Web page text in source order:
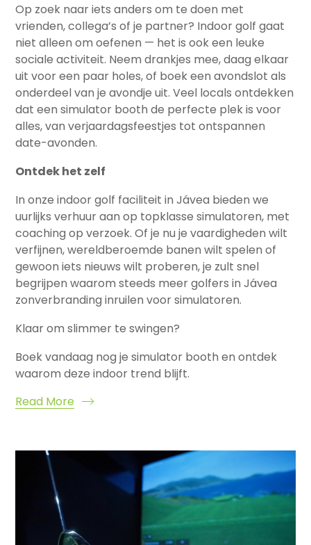
Op zoek naar iets anders om te doen met
vrienden, collega’s of je partner? Indoor golf gaat
niet alleen om oefenen — het is ook een leuke
sociale activiteit. Neem drankjes mee, daag elkaar
uit voor een paar holes, of boek een avondslot als
onderdeel van je avondje uit. Veel locals ontdekken
dat een simulator booth de perfecte plek is voor
alles, van verjaardagsfeestjes tot ontspannen
date-avonden.
Ontdek het zelf
In onze indoor golf faciliteit in Jávea bieden we
uurlijks verhuur aan op topklasse simulatoren, met
coaching op verzoek. Of je nu je vaardigheden wilt
verfijnen, wereldberoemde banen wilt spelen of
gewoon iets nieuws wilt proberen, je zult snel
begrijpen waarom steeds meer golfers in Jávea
zonverbranding inruilen voor simulatoren.
Klaar om slimmer te swingen?
Boek vandaag nog je simulator booth en ontdek
waarom deze indoor trend blijft.
Read More